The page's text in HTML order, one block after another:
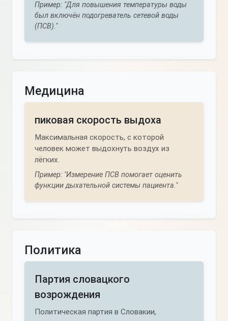
Пример: "Для повышения температуры воды
был включён подогреватель сетевой воды
(ПСВ)."
Медицина
пиковая скорость выдоха
Максимальная скорость, с которой
человек может выдохнуть воздух из
лёгких.
Пример: "Измерение ПСВ помогает оценить
функции дыхательной системы пациента."
Политика
Партия словацкого
возрождения
Политическая партия в Словакии,